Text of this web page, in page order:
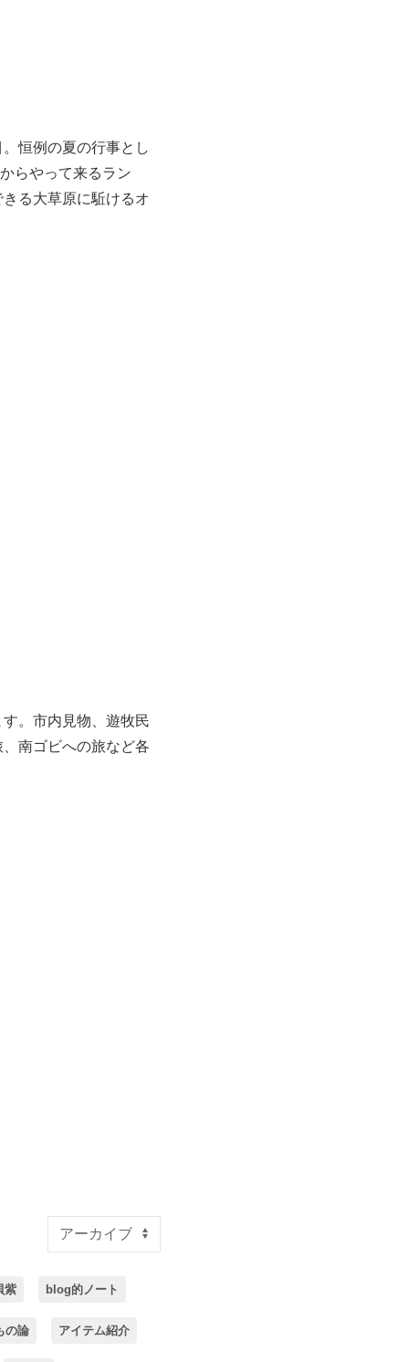
恒例の夏の行事とし
らやって来るラン
る大草原に駈けるオ
。市内見物、遊牧民
南ゴビへの旅など各
紫 blog的ノート
の論 アイテム紹介